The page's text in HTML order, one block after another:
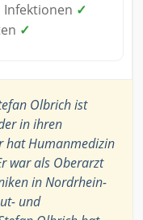
Infektionen ✓
✓
Olbrich ist
in ihren
hat Humanmedizin
war als Oberarzt
in Nordrhein-
und